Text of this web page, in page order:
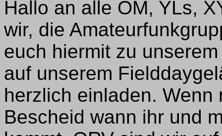
Hallo an alle OM, YLs,
wir, die
euch hiermit zu
auf unserem
herzlich einladen.
Bescheid wann ihr und